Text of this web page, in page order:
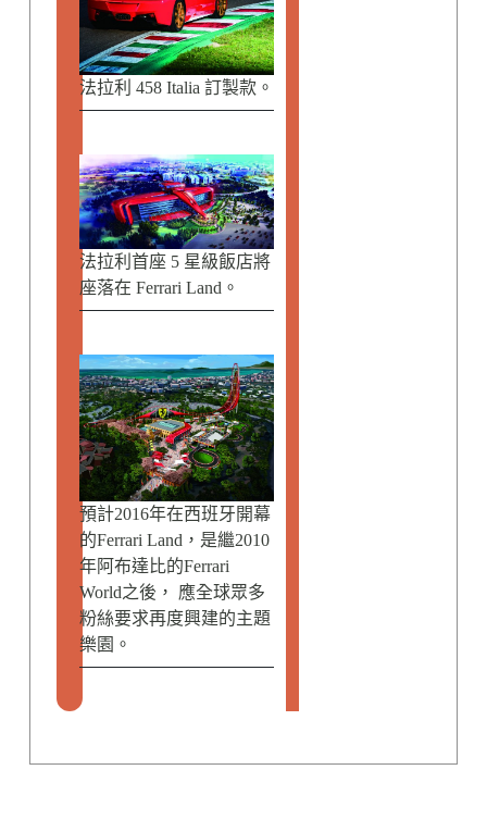
法拉利 458 Italia 訂製款。
法拉利首座 5 星級飯店將
座落在 Ferrari Land。
預計2016年在西班牙開幕
的Ferrari Land，是繼2010
年阿布達比的Ferrari
World之後， 應全球眾多
粉絲要求再度興建的主題
樂園。